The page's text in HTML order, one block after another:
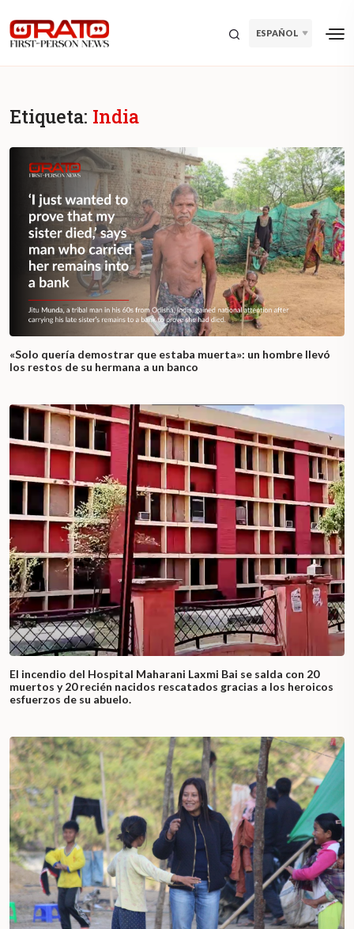
ESPAÑOL
Etiqueta: India
«Solo quería demostrar que estaba muerta»: un hombre llevó
los restos de su hermana a un banco
El incendio del Hospital Maharani Laxmi Bai se salda con 20
muertos y 20 recién nacidos rescatados gracias a los heroicos
esfuerzos de su abuelo.